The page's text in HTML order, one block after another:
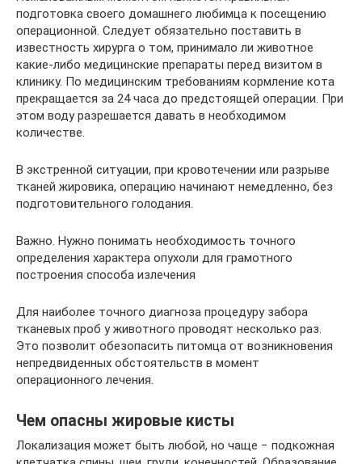
подготовка своего домашнего любимца к посещению
операционной. Следует обязательно поставить в
известность хирурга о том, принимало ли животное
какие-либо медицинские препараты перед визитом в
клинику. По медицинским требованиям кормление кота
прекращается за 24 часа до предстоящей операции. При
этом воду разрешается давать в необходимом
количестве.
В экстренной ситуации, при кровотечении или разрыве
тканей жировика, операцию начинают немедленно, без
подготовительного голодания.
Важно. Нужно понимать необходимость точного
определения характера опухоли для грамотного
построения способа излечения
Для наиболее точного диагноза процедуру забора
тканевых проб у животного проводят несколько раз.
Это позволит обезопасить питомца от возникновения
непредвиденных обстоятельств в момент
операционного лечения.
Чем опасны жировые кисты
Локализация может быть любой, но чаще − подкожная